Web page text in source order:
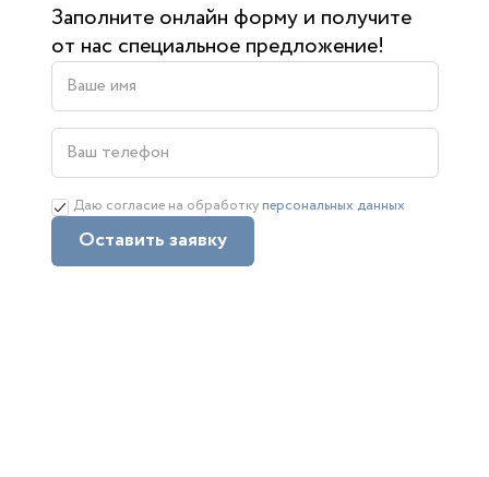
Заполните онлайн форму и получите
от нас специальное предложение!
Даю согласие на обработку персональных данных
Оставить заявку